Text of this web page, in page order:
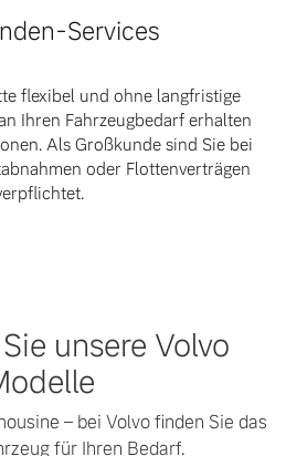
Services
flexibel und ohne langfristige
Ihren Fahrzeugbedarf erhalten
Als Großkunde sind Sie bei
oder Flottenverträgen
unsere Volvo
– bei Volvo finden Sie das
für Ihren Bedarf.